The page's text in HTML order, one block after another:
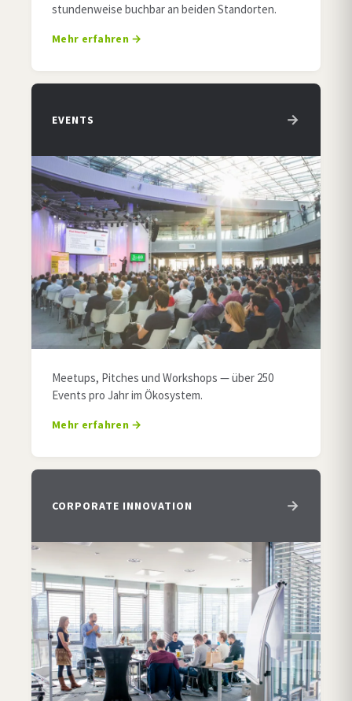
stundenweise buchbar an beiden Standorten.
Mehr erfahren
EVENTS
Meetups, Pitches und Workshops — über 250
Events pro Jahr im Ökosystem.
Mehr erfahren
CORPORATE INNOVATION